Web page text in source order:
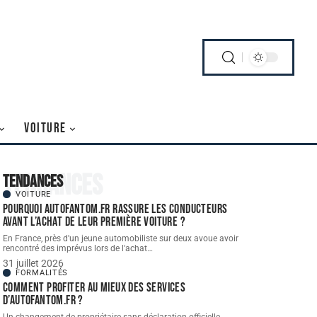
VOITURE
Tendances
Tendances
VOITURE
Pourquoi autofantom.fr rassure les conducteurs
avant l’achat de leur première voiture ?
En France, près d'un jeune automobiliste sur deux avoue avoir
rencontré des imprévus lors de l'achat…
31 juillet 2026
FORMALITÉS
Comment profiter au mieux des services
d’autofantom.fr ?